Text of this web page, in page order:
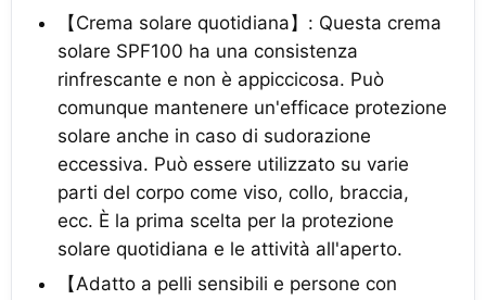
【Crema solare quotidiana】: Questa crema
solare SPF100 ha una consistenza
rinfrescante e non è appiccicosa. Può
comunque mantenere un'efficace protezione
solare anche in caso di sudorazione
eccessiva. Può essere utilizzato su varie
parti del corpo come viso, collo, braccia,
ecc. È la prima scelta per la protezione
solare quotidiana e le attività all'aperto.
【Adatto a pelli sensibili e persone con